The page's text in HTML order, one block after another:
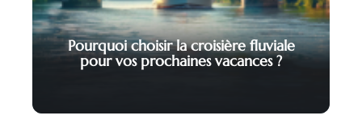
Pourquoi choisir la croisière fluviale
pour vos prochaines vacances ?